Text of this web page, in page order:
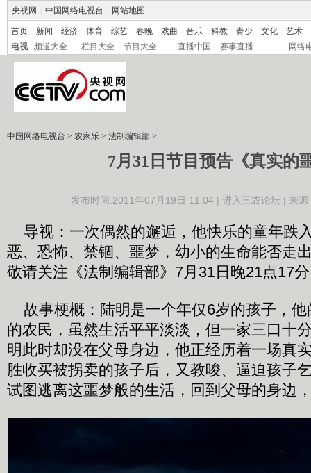
央视网 中国网络电视台 网站地图
首页 新闻 经济 体育 综艺 春晚 戏曲 音乐 科教 青少 文化
艺术
电视
频道大全 栏目大全 节目大全 直播中国 赛事直播 网络
中国网络电视台 > 农家乐 > 法制编辑部 >
7月31日节目预告《真实的
发布时间:2011年07月19日 11:04 | 进入三农论坛| 来源
导视：一次偶然的邂逅，他快乐的童年跌
恶、恐怖、禁锢、噩梦，幼小的生命能否走
敬请关注《法制编辑部》7月31日晚21点17
故事梗概：陆明是一个年仅6岁的孩子，他
的农民，虽然生活平平淡淡，但一家三口十
明此时却没在父母身边，他正经历着一场真
胜收买被拐卖的孩子后，又教唆、逼迫孩子
试图逃离这噩梦般的生活，回到父母的身边